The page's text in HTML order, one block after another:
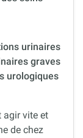
urinaires
graves
urologiques
agir vite et
de chez